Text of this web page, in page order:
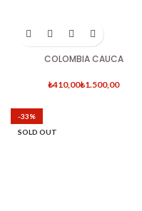
COLOMBIA CAUCA
₺ ₺
-33%
SOLD OUT